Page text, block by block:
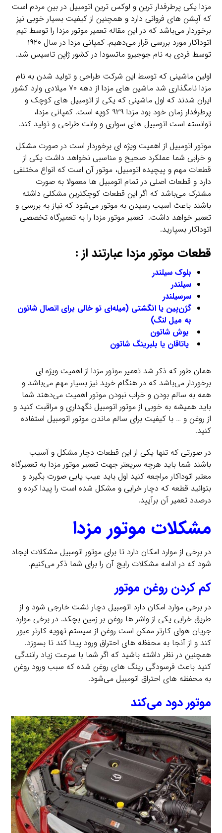
مزدا یکی پرطرفدار ترین و لوکس ترین اتومبیل در بین مردم است
که آپشن های فروانی دارد و همچنین از کیفیت بسیار خوبی نیز
برخوردار می‌باشد که در این مقاله تعمیر موتور مزدا را توسط تیم
اتوداکار مورد بررسی قرار می‌دهیم. کمپانی مزدا در سال ۱۹۲۰
توسط فردی به نام جوجیرو ماتسودا در کشور ژاپن تاسیس شد.
اولین ماشینی که توسط این شرکت طراحی و تولید شدن به نام
مزدا نامگذاری شد ماشین های مزدا از دهه ۷۰ میلادی وارد کشور
ایران شدند که اول ماشینی که یکی از اتومبیل های کوچک و
پرطرفدار زمان خود بود مزدا ۹۲۹ کوپه است. کمپانی مزدا،
توانسته است اتومبیل های سواری و وانت طراحی و تولید کند.
موتور اتومبیل از اهمیت ویژه ای برخوردار است در صورت مشکل
و خرابی شما عملکرد صحیح و مناسبی نخواهد داشت یکی از
قطعات مهم و پیچیده اتومبیل، موتور آن است که انواع مختلفی
دارد و قطعات اصلی در تمام اتومبیل ها معمولا به صورت
مشترک می‌باشد که اگر این قطعات کوچکترین مشکلی داشته
باشند باعث اسیب رسیدن به موتور می‌شود که نیاز به بررسی و
تعمیر خواهد داشت. تعمیر موتور مزدا را به تعمیرگاه تخصصی
اتوداکار بسپارید.
قطعات موتور مزدا عبارتند از :
بلوک سیلندر
سیلندر
سرسیلندر
گژن‌پین یا انگشتی (میله‌ای تو خالی برای اتصال شاتون
به میل لنگ)
بوش شاتون
یاتاقان یا بلبرینگ شاتون
همان طور که ذکر شد تعمیر موتور مزدا از اهمیت ویژه ای
برخوردار می‌باشد که در هنگام خرید نیز بسیار مهم می‌باشد و
همه به سالم بودن و خراب نبودن موتور اهمیت می‌دهند شما
باید همیشه به خوبی از موتور اتومبیل نگهداری و مراقبت کنید و
از روغن و … با کیفیت برای سالم ماندن موتور اتومبیل استفاده
کنید.
در صورتی که تنها یکی از این قطعات دچار مشکل و آسیب
باشند شما باید هرچه سریعتر جهت تعمیر موتور مزدا به تعمیرگاه
معتبر اتوداکار مراجعه کنید اول باید عیب یابی صورت بگیرد و
بتوانید قطعه که دچار خرابی و مشکل شده است را پیدا کرده و
درصدد تعمیر آن برآیید.
مشکلات موتور مزدا
در برخی از موارد امکان دارد تا برای موتور اتومبیل مشکلات ایجاد
شود که در ادامه مشکلات رایج آن را برای شما ذکر می‌کنیم.
کم کردن روغن موتور
در برخی موارد امکان دارد اتومبیل دچار نشت خارجی شود و از
طریق خرابی یکی از واشر ها روغن بر زمین بچکد. در برخی موارد
جریان هوای کارتر ممکن است روغن از سیستم تهویه کارتر عبور
کند و از آنجا به محفظه های احتراق ورود پیدا کند تا بسوزد.
همچنین در نظر داشته باشید که اگر شما با سرعت زیاد رانندگی
کنید باعث فرسودگی رینگ های روغن شده که سبب ورود روغن
به محفظه های احتراق اتومبیل می‌شود.
موتور دود می‌کند